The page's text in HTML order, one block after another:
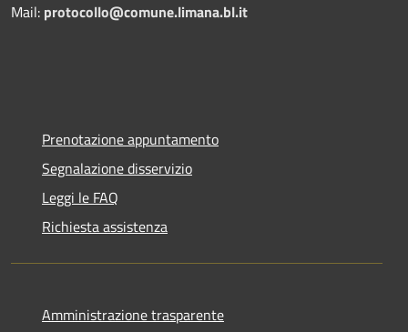
Mail: protocollo@comune.limana.bl.it
Prenotazione appuntamento
Segnalazione disservizio
Leggi le FAQ
Richiesta assistenza
Amministrazione trasparente